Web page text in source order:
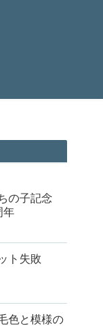
の子記念
ト失敗
色と模様の